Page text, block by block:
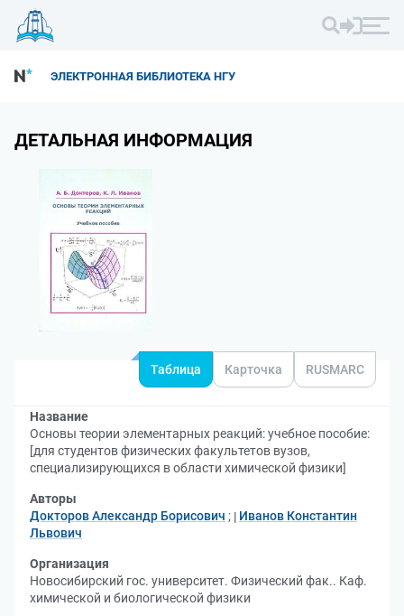
ЭЛЕКТРОННАЯ БИБЛИОТЕКА НГУ
ДЕТАЛЬНАЯ ИНФОРМАЦИЯ
Таблица Карточка RUSMARC
Название
Основы теории элементарных реакций: учебное пособие:
[для студентов физических факультетов вузов,
специализирующихся в области химической физики]
Авторы
Докторов Александр Борисович ;
Иванов Константин
Львович
Организация
Новосибирский гос. университет. Физический фак.. Каф.
химической и биологической физики